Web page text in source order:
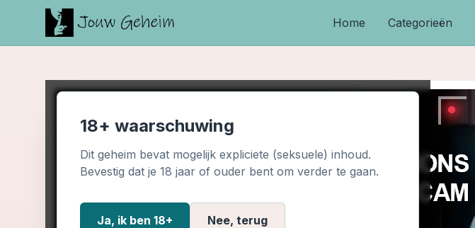
Home Categorieën
18+ waarschuwing
Dit geheim bevat mogelijk expliciete (seksuele) inhoud.
Bevestig dat je 18 jaar of ouder bent om verder te gaan.
Ja, ik ben 18+ Nee, terug